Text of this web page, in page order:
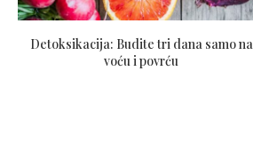
Detoksikacija: Budite tri dana samo na
voću i povrću